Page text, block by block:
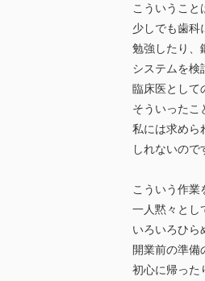
こういうこと
少しでも歯科
勉強したり、
システムを検
臨床医として
そういったこ
私には求めら
しれないので
こういう作業
一人黙々とし
いろいろひら
開業前の準備
初心に帰った